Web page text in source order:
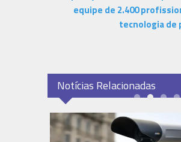
equipe de 2.400
tecnologia de
Notícias Relacionadas